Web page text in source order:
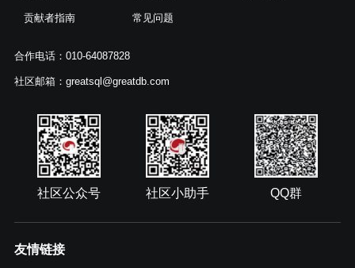
贡献者指南 常见问题
合作电话：010-64087828
社区邮箱：greatsql@greatdb.com
社区公众号 社区小助手 QQ群
友情链接